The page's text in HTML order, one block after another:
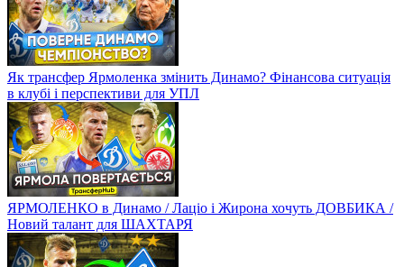
Як трансфер Ярмоленка змінить Динамо? Фінансова ситуація
в клубі і перспективи для УПЛ
ЯРМОЛЕНКО в Динамо / Лаціо і Жирона хочуть ДОВБИКА /
Новий талант для ШАХТАРЯ